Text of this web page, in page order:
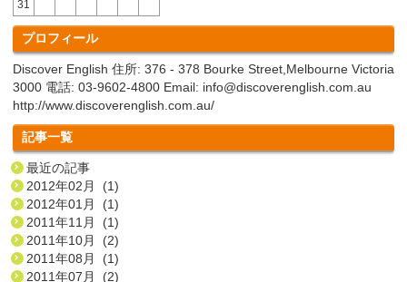
31
プロフィール
Discover English 住所: 376 - 378 Bourke Street,Melbourne Victoria
3000 電話: 03-9602-4800 Email: info@discoverenglish.com.au
http://www.discoverenglish.com.au/
記事一覧
最近の記事
2012年02月 (1)
2012年01月 (1)
2011年11月 (1)
2011年10月 (2)
2011年08月 (1)
2011年07月 (2)